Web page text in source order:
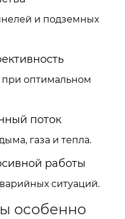
и подземных
оптимальном
поток
газа и тепла.
работы
ситуаций.
особенно